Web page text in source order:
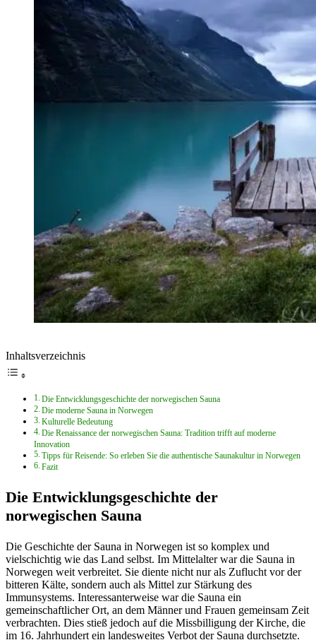
Inhaltsverzeichnis
Die Entwicklungsgeschichte der norwegischen Sauna
Die moderne Sauna in Norwegen
Kulturelle Bedeutung
Die Renaissance der norwegischen Sauna: Tradition trifft auf moderne
Innovation
Tipps für Reisende: So erleben Sie die authentische Saunakultur in Norwegen
Fazit
Die Entwicklungsgeschichte der
norwegischen Sauna
Die Geschichte der Sauna in Norwegen ist so komplex und
vielschichtig wie das Land selbst. Im Mittelalter war die Sauna in
Norwegen weit verbreitet. Sie diente nicht nur als Zuflucht vor der
bitteren Kälte, sondern auch als Mittel zur Stärkung des
Immunsystems. Interessanterweise war die Sauna ein
gemeinschaftlicher Ort, an dem Männer und Frauen gemeinsam Zeit
verbrachten. Dies stieß jedoch auf die Missbilligung der Kirche, die
im 16. Jahrhundert ein landesweites Verbot der Sauna durchsetzte.